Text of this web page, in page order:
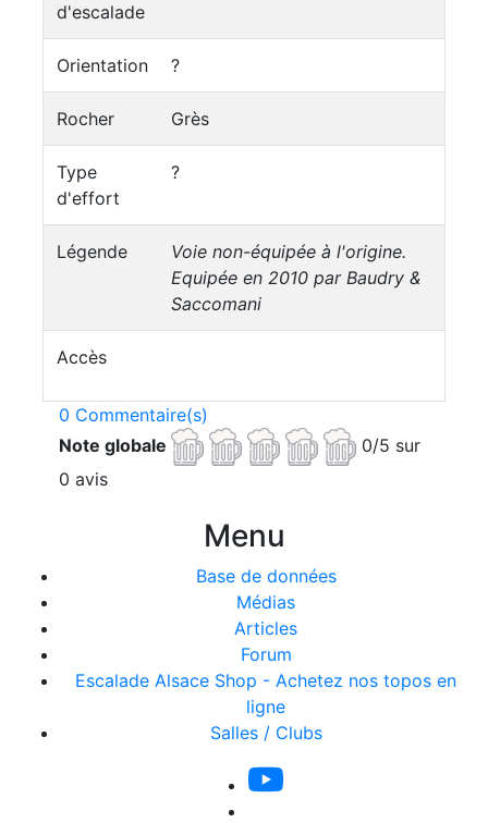
d'escalade
Orientation ?
Rocher Grès
Type
d'effort
?
Légende
Voie non-équipée à l'origine.
Equipée en 2010 par Baudry &
Saccomani
Accès
0 Commentaire(s)
Note globale
0/5 sur
0 avis
Menu
Base de données
Médias
Articles
Forum
Escalade Alsace Shop - Achetez nos topos en
ligne
Salles / Clubs